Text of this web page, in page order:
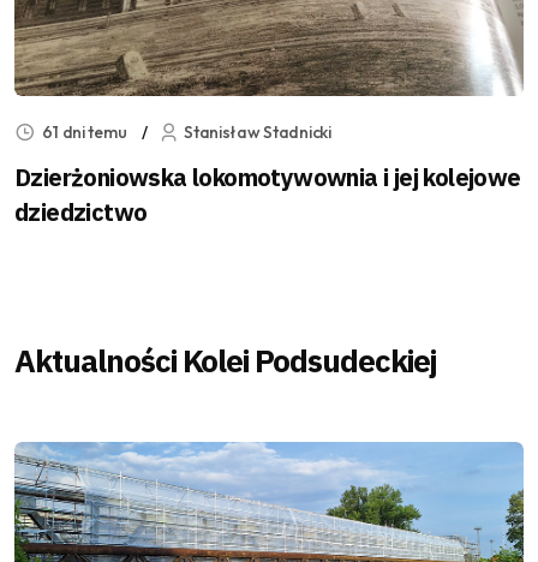
61 dni temu Stanisław Stadnicki
Dzierżoniowska lokomotywownia i jej kolejowe
dziedzictwo
Aktualności Kolei Podsudeckiej